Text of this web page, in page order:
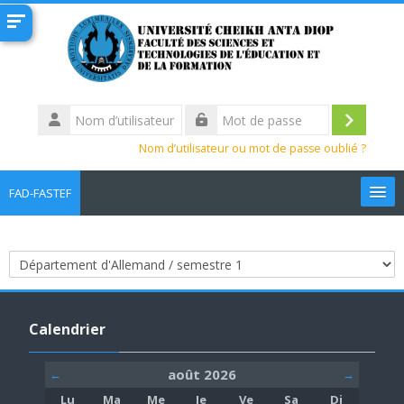
Passer au contenu principal
Nom
d’utilisateur
Nom d’utilisateur ou mot de passe oublié ?
FAD-FASTEF
Rechercher
des
Catégories de cours
Calendrier
← août 2026
→
Lundi
Lu Mardi
Ma Mercredi
Me Jeudi
Je Vendredi
Ve Samedi
Sa Dimanche
Di